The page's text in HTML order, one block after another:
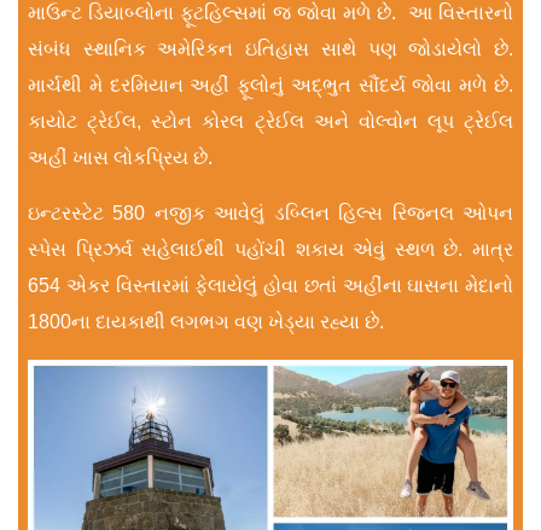
માઉન્ટ ડિયાબ્લોના ફૂટહિલ્સમાં જ જોવા મળે છે. આ વિસ્તારનો
સંબંધ સ્થાનિક અમેરિકન ઇતિહાસ સાથે પણ જોડાયેલો છે.
માર્ચથી મે દરમિયાન અહીં ફૂલોનું અદ્ભુત સૌંદર્ય જોવા મળે છે.
કાયોટ ટ્રેઈલ, સ્ટોન કોરલ ટ્રેઈલ અને વોલ્વોન લૂપ ટ્રેઈલ
અહીં ખાસ લોકપ્રિય છે.
ઇન્ટરસ્ટેટ 580 નજીક આવેલું ડબ્લિન હિલ્સ રિજનલ ઓપન
સ્પેસ પ્રિઝર્વ સહેલાઈથી પહોંચી શકાય એવું સ્થળ છે. માત્ર
654 એકર વિસ્તારમાં ફેલાયેલું હોવા છતાં અહીંના ઘાસના મેદાનો
1800ના દાયકાથી લગભગ વણ ખેડ્યા રહ્યા છે.